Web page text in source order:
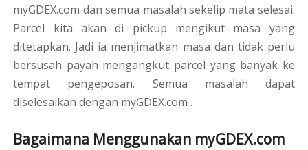
myGDEX.com dan semua masalah sekelip mata selesai.
Parcel kita akan di pickup mengikut masa yang
ditetapkan. Jadi ia menjimatkan masa dan tidak perlu
bersusah payah mengangkut parcel yang banyak ke
tempat pengeposan. Semua masalah dapat
diselesaikan dengan myGDEX.com .
Bagaimana Menggunakan myGDEX.com